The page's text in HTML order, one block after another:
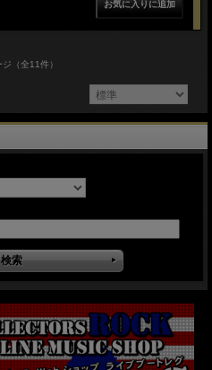
ジ （全11件）